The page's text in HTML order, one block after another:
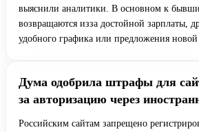
выяснили аналитики. В основном к
возвращаются изза достойной зарплаты,
удобного графика или предложения новой
Дума одобрила штрафы для
за авторизацию через
Российским сайтам запрещено